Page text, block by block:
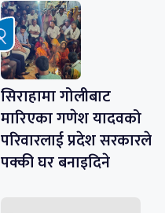
सिराहामा गोलीबाट
मारिएका गणेश यादवको
परिवारलाई प्रदेश सरकारले
पक्की घर बनाइदिने